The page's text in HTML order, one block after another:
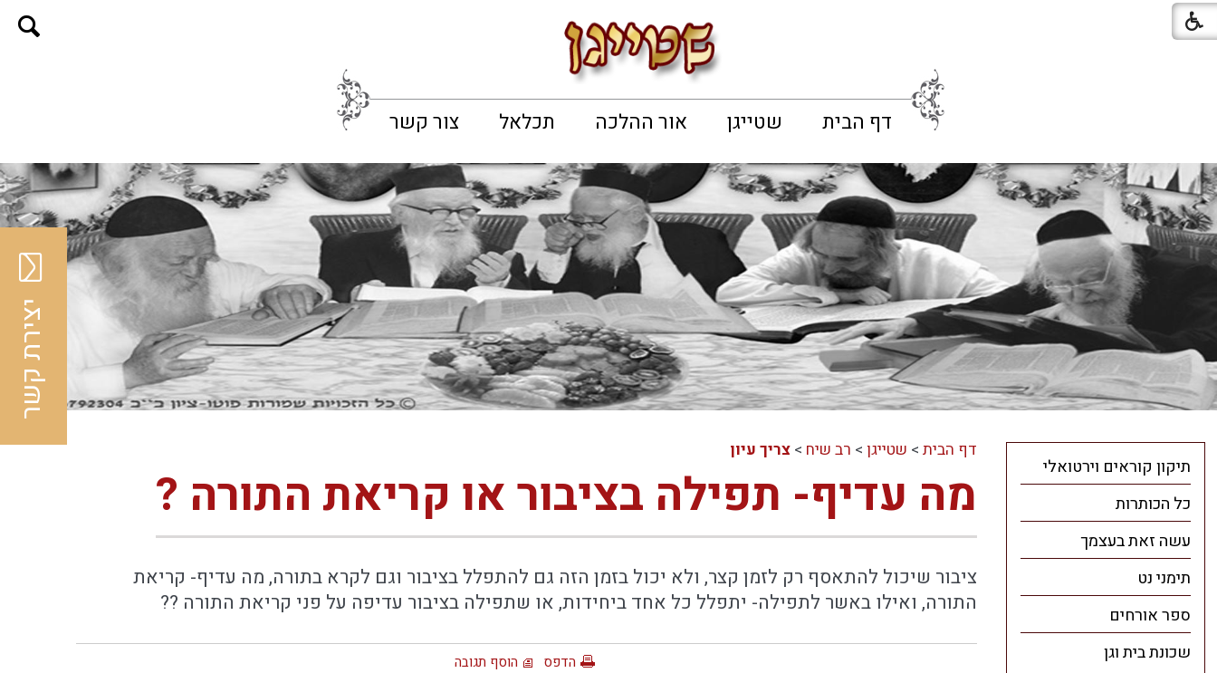
דף הבית שטייגן אור ההלכה תכלאל צור קשר
דף הבית> שטייגן> רב שיח > צריך עיון
מה עדיף- תפילה בציבור או קריאת התורה ?
ציבור שיכול להתאסף רק לזמן קצר, ולא יכול בזמן הזה גם להתפלל בציבור וגם לקרא בתורה, מה עדיף- קריאת
התורה, ואילו באשר לתפילה- יתפלל כל אחד ביחידות, או שתפילה בציבור עדיפה על פני קריאת התורה ??
הדפס הוסף תגובה
תיקון קוראים וירטואלי
כל הכותרות
עשה זאת בעצמך
תימני נט
ספר אורחים
שכונת בית וגן
יצירת קשר